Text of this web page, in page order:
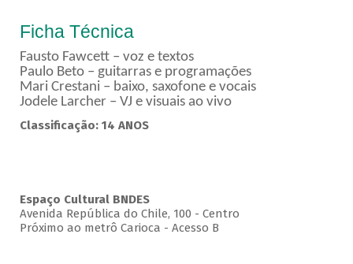
Ficha Técnica
Fausto Fawcett – voz e textos
Paulo Beto – guitarras e programações
Mari Crestani – baixo, saxofone e vocais
Jodele Larcher – VJ e visuais ao vivo
Classificação: 14 ANOS
Espaço Cultural BNDES
Avenida República do Chile, 100 - Centro
Próximo ao metrô Carioca - Acesso B